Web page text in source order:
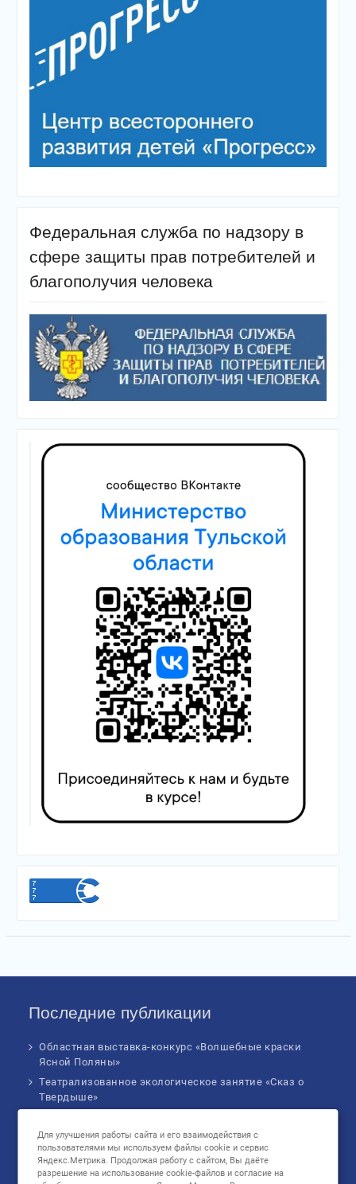
Федеральная служба по надзору в
сфере защиты прав потребителей и
благополучия человека
Последние публикации
Областная выставка-конкурс «Волшебные краски
Ясной Поляны»
Театрализованное экологическое занятие «Сказ о
Твердыше»
форума
Музыкальное бинго!
Познавательное занятие «В сердце России: флаг
Для улучшения работы сайта и его взаимодействия с
пользователями мы используем файлы cookie и сервис
Яндекс.Метрика. Продолжая работу с сайтом, Вы даёте
разрешение на использование cookie-файлов и согласие на